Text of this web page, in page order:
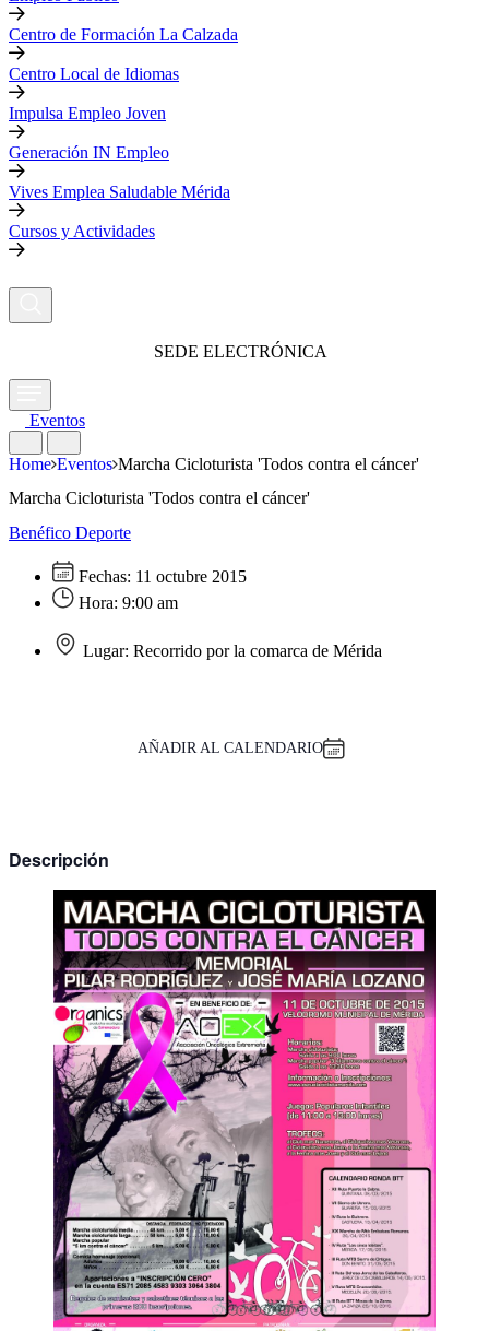
Centro de Formación La Calzada
Centro Local de Idiomas
Impulsa Empleo Joven
Generación IN Empleo
Vives Emplea Saludable Mérida
Cursos y Actividades
SEDE ELECTRÓNICA
Eventos
Home Eventos Marcha Cicloturista 'Todos contra el cáncer'
Marcha Cicloturista 'Todos contra el cáncer'
Benéfico Deporte
Fechas: 11 octubre 2015
Hora: 9:00 am
Lugar: Recorrido por la comarca de Mérida
AÑADIR AL CALENDARIO
Descripción